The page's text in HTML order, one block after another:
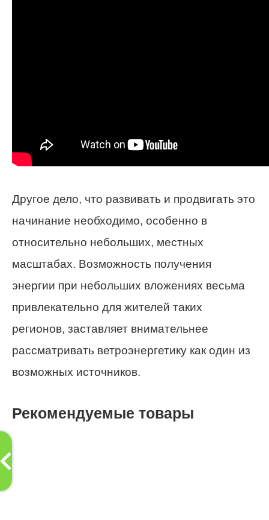
Другое дело, что развивать и продвигать это
начинание необходимо, особенно в
относительно небольших, местных
масштабах. Возможность получения
энергии при небольших вложениях весьма
привлекательно для жителей таких
регионов, заставляет внимательнее
рассматривать ветроэнергетику как один из
возможных источников.
Рекомендуемые товары